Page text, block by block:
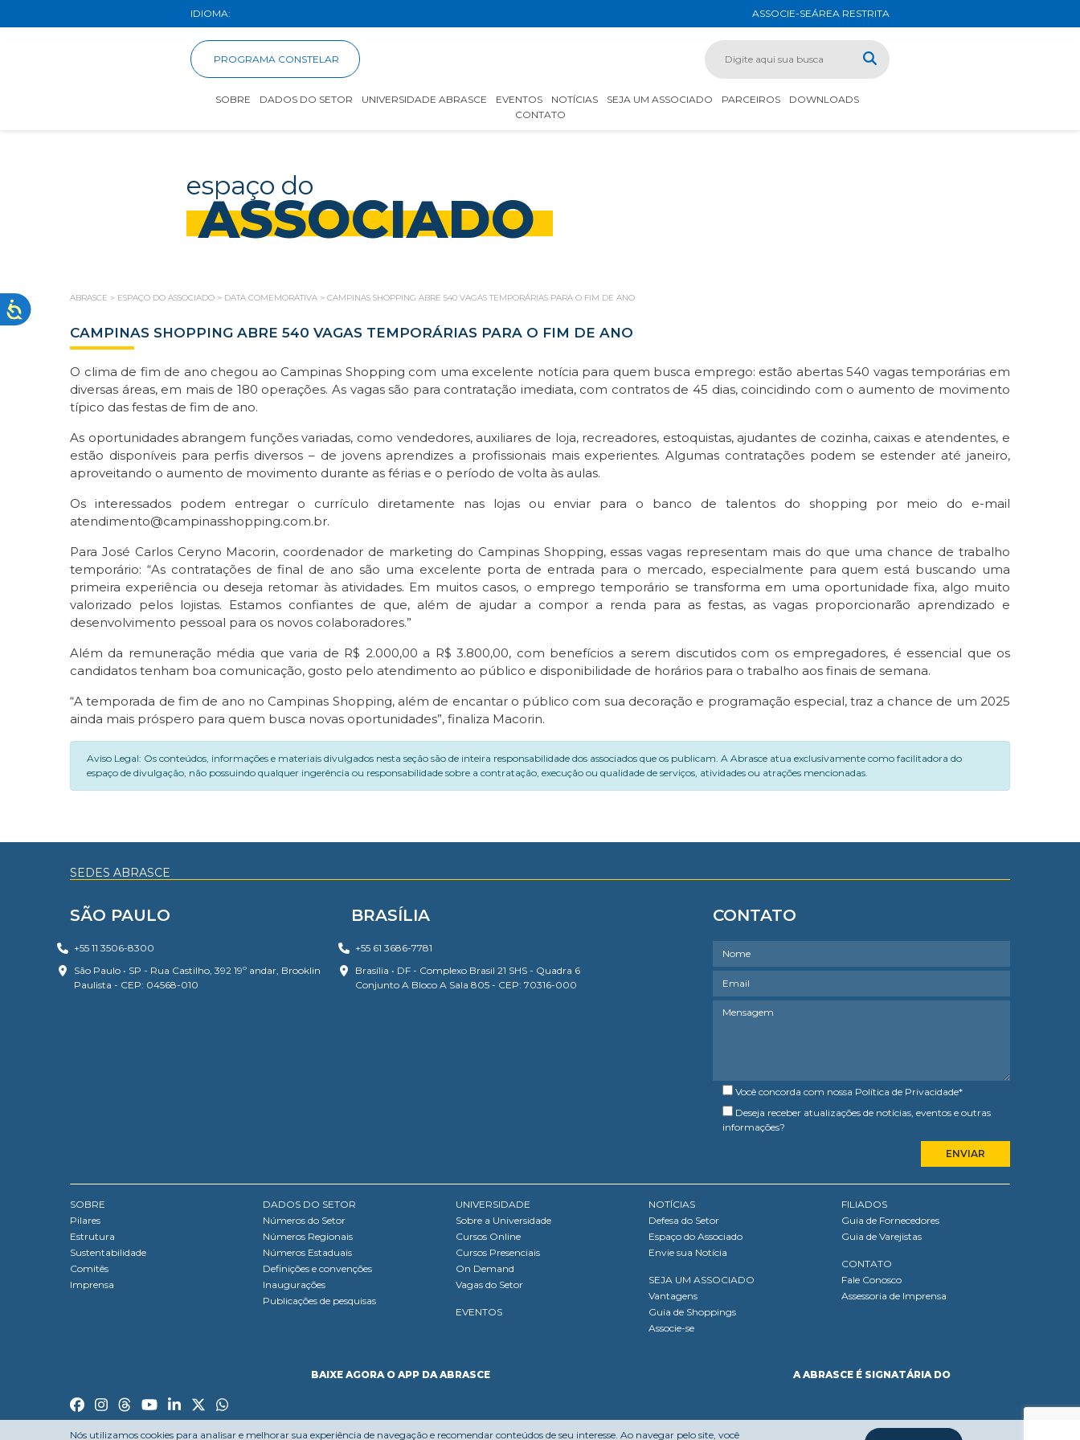
IDIOMA: ASSOCIE-SEÁREA RESTRITA
PROGRAMA CONSTELAR
SOBRE DADOS DO SETOR UNIVERSIDADE ABRASCE EVENTOS NOTÍCIAS SEJA UM ASSOCIADO PARCEIROS
DOWNLOADS
CONTATO
espaço do
ASSOCIADO
ABRASCE > ESPAÇO DO ASSOCIADO > DATA COMEMORATIVA > CAMPINAS SHOPPING ABRE 540 VAGAS TEMPORÁRIAS PARA O FIM DE ANO
CAMPINAS SHOPPING ABRE 540 VAGAS TEMPORÁRIAS PARA O FIM DE ANO
O clima de fim de ano chegou ao Campinas Shopping com uma excelente notícia para quem busca emprego: estão abertas 540 vagas temporárias em
diversas áreas, em mais de 180 operações. As vagas são para contratação imediata, com contratos de 45 dias, coincidindo com o aumento de movimento
típico das festas de fim de ano.
As oportunidades abrangem funções variadas, como vendedores, auxiliares de loja, recreadores, estoquistas, ajudantes de cozinha, caixas e atendentes, e
estão disponíveis para perfis diversos – de jovens aprendizes a profissionais mais experientes. Algumas contratações podem se estender até janeiro,
aproveitando o aumento de movimento durante as férias e o período de volta às aulas.
Os interessados podem entregar o currículo diretamente nas lojas ou enviar para o banco de talentos do shopping por meio do e-mail
atendimento@campinasshopping.com.br.
Para José Carlos Ceryno Macorin, coordenador de marketing do Campinas Shopping, essas vagas representam mais do que uma chance de trabalho
temporário: “As contratações de final de ano são uma excelente porta de entrada para o mercado, especialmente para quem está buscando uma
primeira experiência ou deseja retomar às atividades. Em muitos casos, o emprego temporário se transforma em uma oportunidade fixa, algo muito
valorizado pelos lojistas. Estamos confiantes de que, além de ajudar a compor a renda para as festas, as vagas proporcionarão aprendizado e
desenvolvimento pessoal para os novos colaboradores.”
Além da remuneração média que varia de R$ 2.000,00 a R$ 3.800,00, com benefícios a serem discutidos com os empregadores, é essencial que os
candidatos tenham boa comunicação, gosto pelo atendimento ao público e disponibilidade de horários para o trabalho aos finais de semana.
“A temporada de fim de ano no Campinas Shopping, além de encantar o público com sua decoração e programação especial, traz a chance de um 2025
ainda mais próspero para quem busca novas oportunidades”, finaliza Macorin.
Aviso Legal: Os conteúdos, informações e materiais divulgados nesta seção são de inteira responsabilidade dos associados que os publicam. A Abrasce atua exclusivamente como facilitadora do
espaço de divulgação, não possuindo qualquer ingerência ou responsabilidade sobre a contratação, execução ou qualidade de serviços, atividades ou atrações mencionadas.
SEDES ABRASCE
SÃO PAULO
+55 11 3506-8300
São Paulo • SP - Rua Castilho, 392 19º andar, Brooklin
Paulista - CEP: 04568-010
BRASÍLIA
+55 61 3686-7781
Brasília • DF - Complexo Brasil 21 SHS - Quadra 6
Conjunto A Bloco A Sala 805 - CEP: 70316-000
CONTATO
Você concorda com nossa Política de Privacidade*
Deseja receber atualizações de notícias, eventos e outras
informações?
SOBRE
Pilares
Estrutura
Sustentabilidade
Comitês
Imprensa
DADOS DO SETOR
Números do Setor
Números Regionais
Números Estaduais
Definições e convenções
Inaugurações
Publicações de pesquisas
UNIVERSIDADE
Sobre a Universidade
Cursos Online
Cursos Presenciais
On Demand
Vagas do Setor
EVENTOS
NOTÍCIAS
Defesa do Setor
Espaço do Associado
Envie sua Notícia
SEJA UM ASSOCIADO
Vantagens
Guia de Shoppings
Associe-se
FILIADOS
Guia de Fornecedores
Guia de Varejistas
CONTATO
Fale Conosco
Assessoria de Imprensa
BAIXE AGORA O APP DA ABRASCE A ABRASCE É SIGNATÁRIA DO
Nós utilizamos cookies para analisar e melhorar sua experiência de navegação e recomendar conteúdos de seu interesse. Ao navegar pelo site, você